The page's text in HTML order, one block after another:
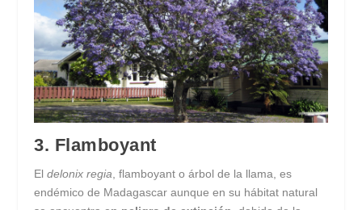
3. Flamboyant
Eldelonix regia , flamboyant o árbol de la llama, es
endémico de Madagascar aunque en su hábitat natural